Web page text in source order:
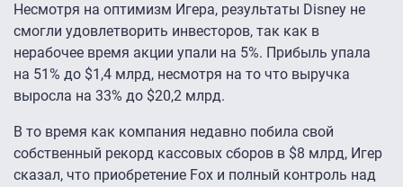
Несмотря на оптимизм Игера, результаты Disney не
смогли удовлетворить инвесторов, так как в
нерабочее время акции упали на 5%. Прибыль упала
на 51% до $1,4 млрд, несмотря на то что выручка
выросла на 33% до $20,2 млрд.
В то время как компания недавно побила свой
собственный рекорд кассовых сборов в $8 млрд, Игер
сказал, что приобретение Fox и полный контроль над